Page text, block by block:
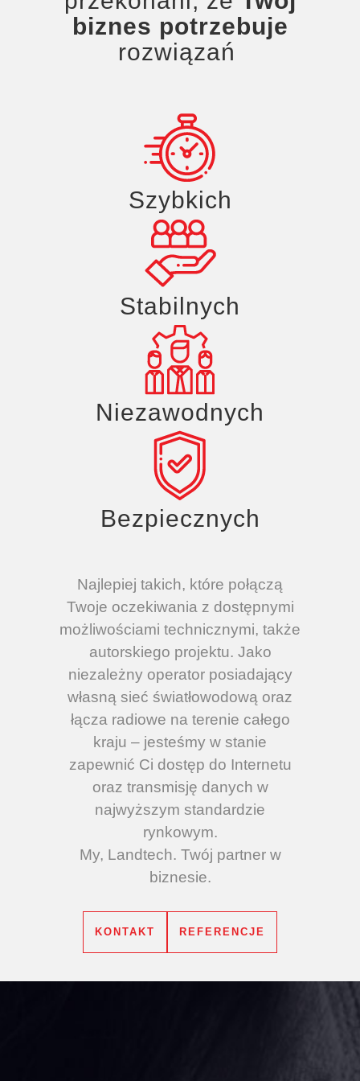
biznes potrzebuje
rozwiązań
Szybkich
Stabilnych
Niezawodnych
Bezpiecznych
Najlepiej takich, które połączą
Twoje oczekiwania z dostępnymi
możliwościami technicznymi, także
autorskiego projektu. Jako
niezależny operator posiadający
własną sieć światłowodową oraz
łącza radiowe na terenie całego
kraju – jesteśmy w stanie
zapewnić Ci dostęp do Internetu
oraz transmisję danych w
najwyższym standardzie
rynkowym.
My, Landtech. Twój partner w
biznesie.
KONTAKT REFERENCJE